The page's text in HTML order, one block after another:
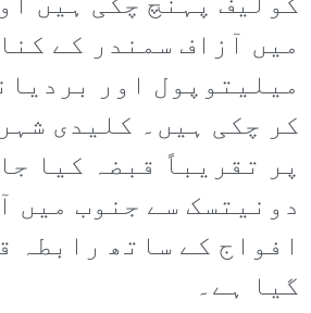
میں آزاف سمندر کے
میلیتوپول اور
کر چکی ہیں۔ کلیدی
پر تقریباً قبضہ کیا
دونیتسک سے جنوب میں
افواج کے ساتھ رابطہ
گیا ہے۔